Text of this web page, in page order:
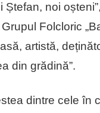
Ștefan, noi
Folcloric
artistă,
din grădină”.
dintre cele în